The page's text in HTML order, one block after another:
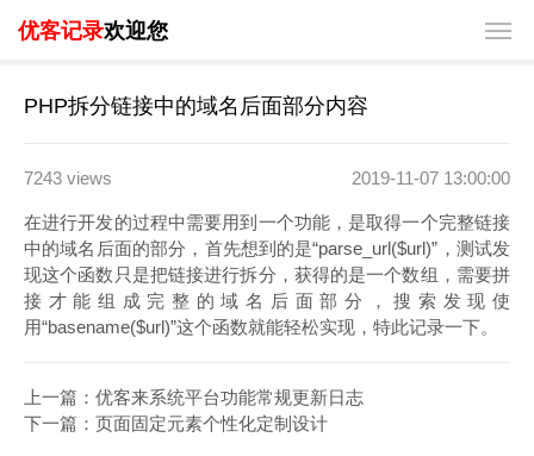
优客记录欢迎您
PHP拆分链接中的域名后面部分内容
7243 views 2019-11-07 13:00:00
在进行开发的过程中需要用到一个功能，是取得一个完整链接
中的域名后面的部分，首先想到的是“parse_url($url)”，测试发
现这个函数只是把链接进行拆分，获得的是一个数组，需要拼
接才能组成完整的域名后面部分，搜索发现使
用“basename($url)”这个函数就能轻松实现，特此记录一下。
上一篇： 优客来系统平台功能常规更新日志
下一篇： 页面固定元素个性化定制设计